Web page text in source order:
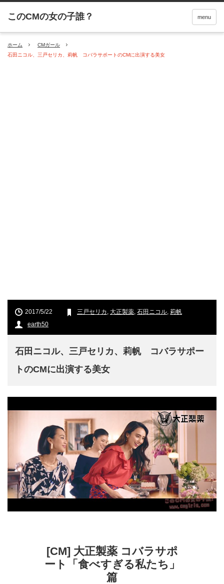
menu
ホーム
CMガール
石田ニコル、三戸セリカ、莉帆 コバラサポートのCMに出演する美女
2017/5/22 三戸セリカ , 大正製薬, 石田ニコル, 莉帆
earth50
石田ニコル、三戸セリカ、莉帆 コバラサポー
トのCMに出演する美女
[CM] 大正製薬 コバラサポ
ート「食べすぎる私たち」
篇